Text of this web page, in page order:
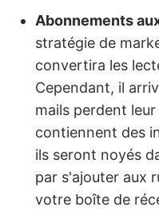
Abonnements
stratégie de
convertira les
Cependant, il
mails perdent
contiennent des
ils seront noyés
par s'ajouter aux
votre boîte de